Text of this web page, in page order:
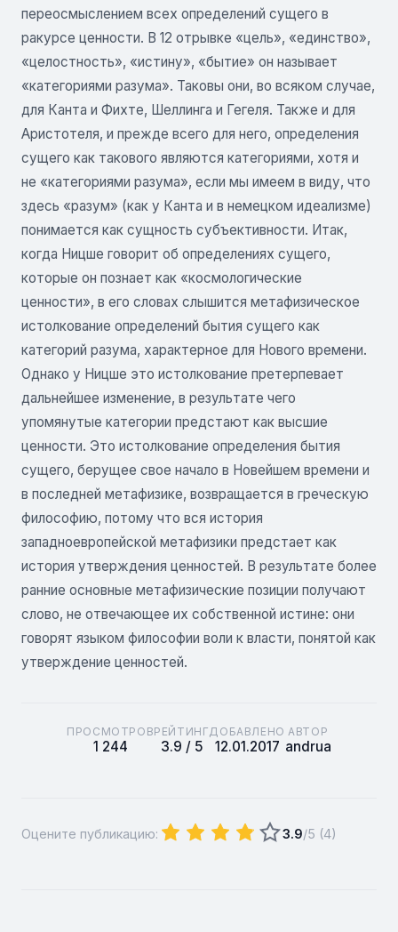
переосмыслением всех определений сущего в
ракурсе ценности. В 12 отрывке «цель», «единство»,
«целостность», «истину», «бытие» он называет
«категориями разума». Таковы они, во всяком случае,
для Канта и Фихте, Шеллинга и Гегеля. Также и для
Аристотеля, и прежде всего для него, определения
сущего как такового являются категориями, хотя и
не «категориями разума», если мы имеем в виду, что
здесь «разум» (как у Канта и в немецком идеализме)
понимается как сущность субъективности. Итак,
когда Ницше говорит об определениях сущего,
которые он познает как «космологические
ценности», в его словах слышится метафизическое
истолкование определений бытия сущего как
категорий разума, характерное для Нового времени.
Однако у Ницше это истолкование претерпевает
дальнейшее изменение, в результате чего
упомянутые категории предстают как высшие
ценности. Это истолкование определения бытия
сущего, берущее свое начало в Новейшем времени и
в последней метафизике, возвращается в греческую
философию, потому что вся история
западноевропейской метафизики предстает как
история утверждения ценностей. В результате более
ранние основные метафизические позиции получают
слово, не отвечающее их собственной истине: они
говорят языком философии воли к власти, понятой как
утверждение ценностей.
ПРОСМОТРОВ
1 244
РЕЙТИНГ
3.9 / 5
ДОБАВЛЕНО
12.01.2017
АВТОР
andrua
Оцените публикацию: 3.9/5 (4)